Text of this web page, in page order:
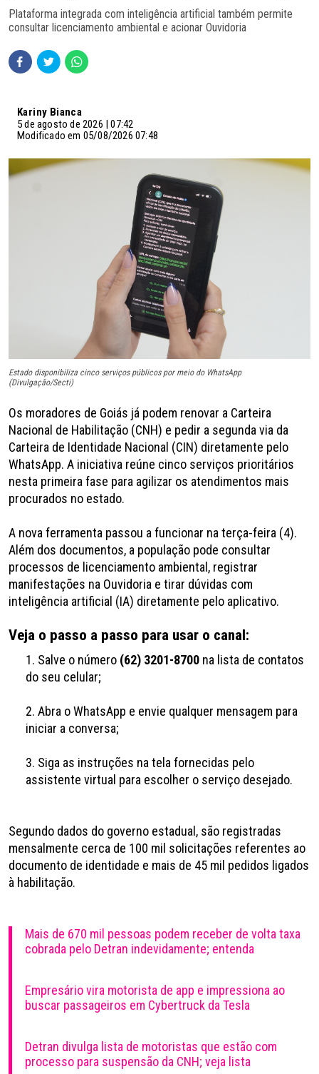
Plataforma integrada com inteligência artificial também permite
consultar licenciamento ambiental e acionar Ouvidoria
Kariny Bianca
5 de agosto de 2026 | 07:42
Modificado em 05/08/2026 07:48
Estado disponibiliza cinco serviços públicos por meio do WhatsApp
(Divulgação/Secti)
Os moradores de Goiás já podem renovar a Carteira
Nacional de Habilitação (CNH) e pedir a segunda via da
Carteira de Identidade Nacional (CIN) diretamente pelo
WhatsApp. A iniciativa reúne cinco serviços prioritários
nesta primeira fase para agilizar os atendimentos mais
procurados no estado.
A nova ferramenta passou a funcionar na terça-feira (4).
Além dos documentos, a população pode consultar
processos de licenciamento ambiental, registrar
manifestações na Ouvidoria e tirar dúvidas com
inteligência artificial (IA) diretamente pelo aplicativo.
Veja o passo a passo para usar o canal:
Salve o número (62) 3201-8700 na lista de contatos
do seu celular;
Abra o WhatsApp e envie qualquer mensagem para
iniciar a conversa;
Siga as instruções na tela fornecidas pelo
assistente virtual para escolher o serviço desejado.
Segundo dados do governo estadual, são registradas
mensalmente cerca de 100 mil solicitações referentes ao
documento de identidade e mais de 45 mil pedidos ligados
à habilitação.
Mais de 670 mil pessoas podem receber de volta taxa
cobrada pelo Detran indevidamente; entenda
Empresário vira motorista de app e impressiona ao
buscar passageiros em Cybertruck da Tesla
Detran divulga lista de motoristas que estão com
processo para suspensão da CNH; veja lista